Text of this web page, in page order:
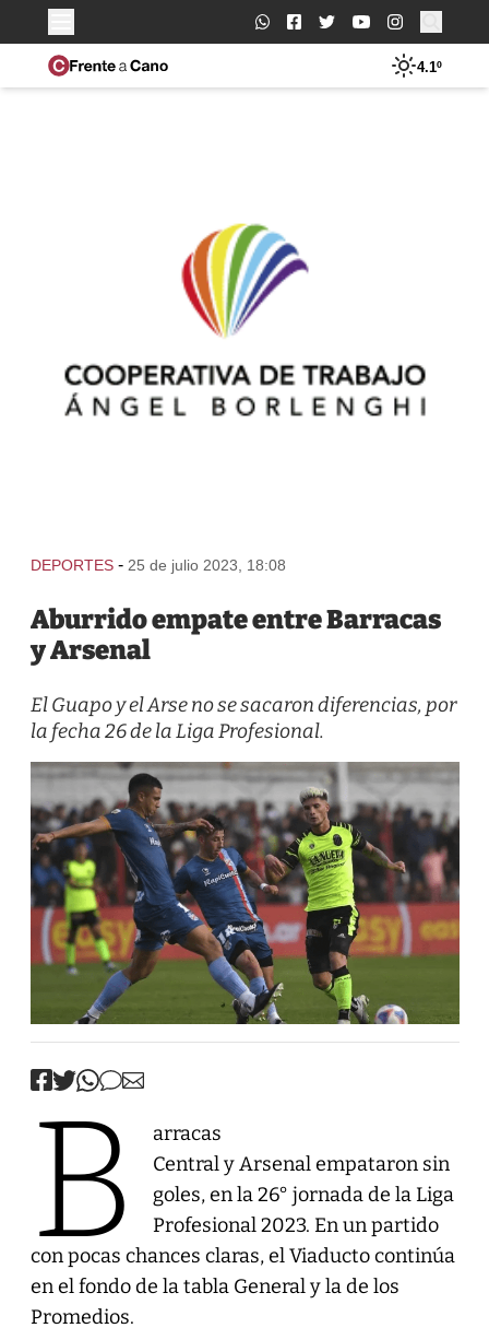
Buscar:
4.1º
DEPORTES - 25 de julio 2023, 18:08
Aburrido empate entre Barracas
y Arsenal
El Guapo y el Arse no se sacaron diferencias, por
la fecha 26 de la Liga Profesional.
B
arracas
Central y Arsenal empataron sin
goles, en la 26° jornada de la Liga
Profesional 2023. En un partido
con pocas chances claras, el Viaducto continúa
en el fondo de la tabla General y la de los
Promedios.